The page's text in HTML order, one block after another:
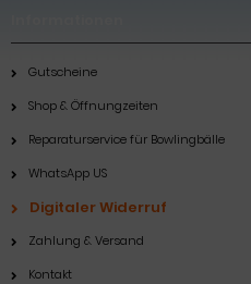
Gutscheine
Shop & Öffnungzeiten
Reparaturservice für Bowlingbälle
WhatsApp US
Digitaler Widerruf
Zahlung & Versand
Kontakt